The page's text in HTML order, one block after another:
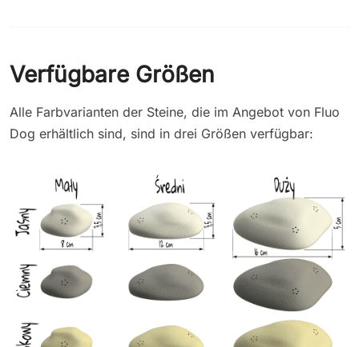
Verfügbare Größen
Alle Farbvarianten der Steine, die im Angebot von Fluo
Dog erhältlich sind, sind in drei Größen verfügbar: